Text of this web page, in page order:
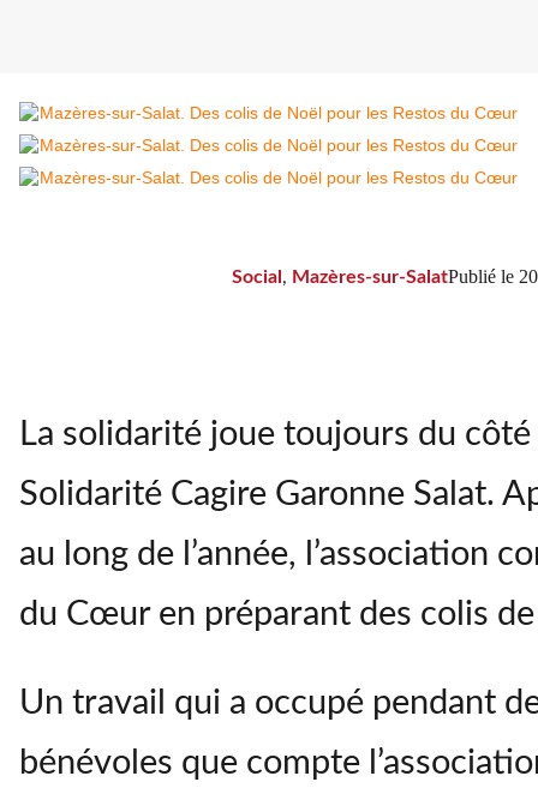
ABONNÉS
L’équipe des bénévoles s’active à la
/DDM.ZG
Social , Mazères-sur-SalatPublié le
La solidarité joue toujours du
Solidarité Cagire Garonne Salat.
au long de l’année, l’association
du Cœur en préparant des colis
Un travail qui a occupé pendant
bénévoles que compte